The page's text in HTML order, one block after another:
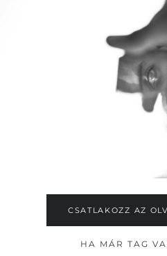
CSATLAKOZZ AZ
HA MÁR TAG